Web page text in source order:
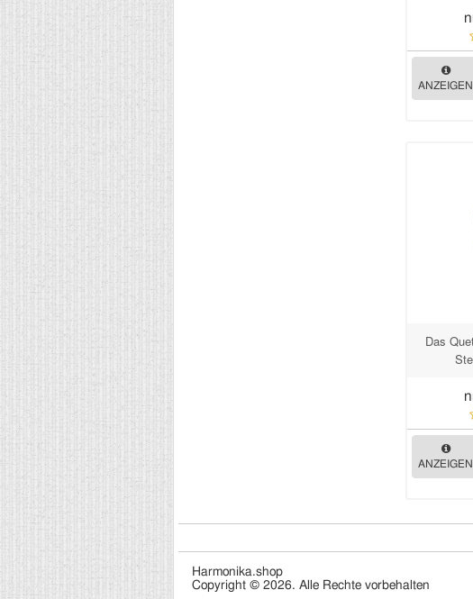
ANZEIGEN
Das
ANZEIGEN
Harmonika.shop
Copyright © 2026. Alle Rechte vorbehalten